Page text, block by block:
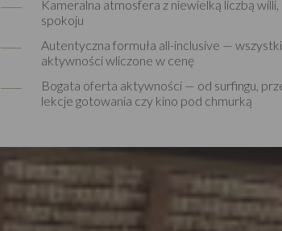
Kameralna atmosfera z niewielką liczbą
spokoju
Autentyczna formuła all-inclusive —
aktywności wliczone w cenę
Bogata oferta aktywności — od surfingu,
lekcje gotowania czy kino pod chmurką